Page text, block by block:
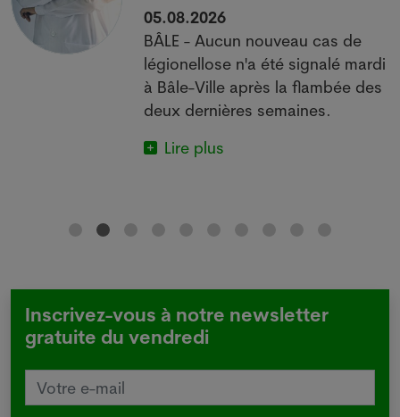
05.08.2026
BÂLE - Aucun nouveau cas de
légionellose n'a été signalé mardi
à Bâle-Ville après la flambée des
deux dernières semaines.
Lire plus
Inscrivez-vous à notre newsletter
gratuite du vendredi